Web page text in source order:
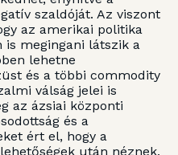
szaldóját. Az viszont
az amerikai politika
megingani látszik a
lehetne
és a többi commodity
válság jelei is
az ázsiai központi
és a
ért el, hogy a
után néznek,